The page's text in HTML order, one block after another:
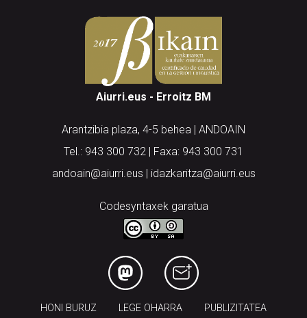
Aiurri.eus - Erroitz BM
Arantzibia plaza, 4-5 behea | ANDOAIN
Tel.: 943 300 732 | Faxa: 943 300 731
andoain@aiurri.eus | idazkaritza@aiurri.eus
Codesyntaxek garatua
HONI BURUZ LEGE OHARRA PUBLIZITATEA